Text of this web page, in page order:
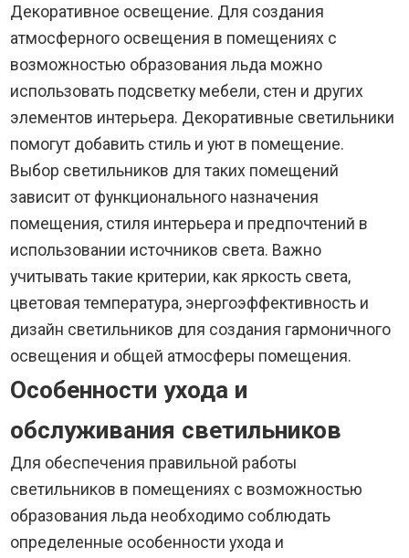
Декоративное освещение. Для создания
атмосферного освещения в помещениях с
возможностью образования льда можно
использовать подсветку мебели, стен и других
элементов интерьера. Декоративные светильники
помогут добавить стиль и уют в помещение.
Выбор светильников для таких помещений
зависит от функционального назначения
помещения, стиля интерьера и предпочтений в
использовании источников света. Важно
учитывать такие критерии, как яркость света,
цветовая температура, энергоэффективность и
дизайн светильников для создания гармоничного
освещения и общей атмосферы помещения.
Особенности ухода и
обслуживания светильников
Для обеспечения правильной работы
светильников в помещениях с возможностью
образования льда необходимо соблюдать
определенные особенности ухода и